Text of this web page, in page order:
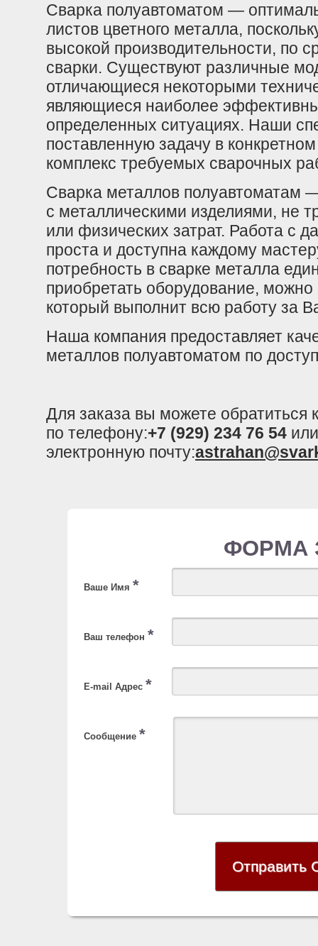
Сварка полуавтоматом —
листов цветного металла,
высокой производительности, по
сварки. Существуют различные
отличающиеся некоторыми
являющиеся наиболее
определенных ситуациях. Наши
поставленную задачу в
комплекс требуемых сварочных
Сварка металлов полуавтоматам
с металлическими изделиями, не
или физических затрат. Работа с
проста и доступна каждому
потребность в сварке металла
приобретать оборудование, можно
который выполнит всю работу за
Наша компания предоставляет
металлов полуавтоматом по
Для заказа вы можете
по телефону:+7 (929) 234 76 54
электронную почту:
ФОРМА
Ваше Имя *
Ваш телефон *
E-mail Адрес *
Сообщение *